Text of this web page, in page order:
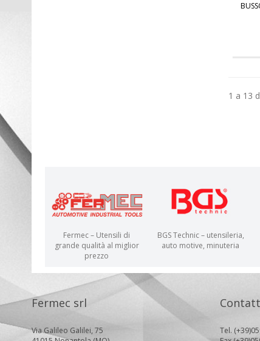
1 a 13
Fermec – Utensili di
grande qualità al miglior
prezzo
BGS Technic – utensileria,
auto motive, minuteria
Fermec srl
Via Galileo Galilei, 75
Tel.